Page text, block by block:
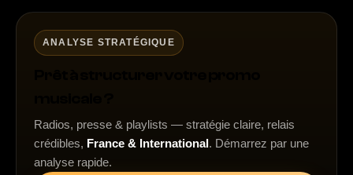
ANALYSE STRATÉGIQUE
Radios, presse & playlists — stratégie claire, relais
crédibles, France & International. Démarrez par une
analyse rapide.